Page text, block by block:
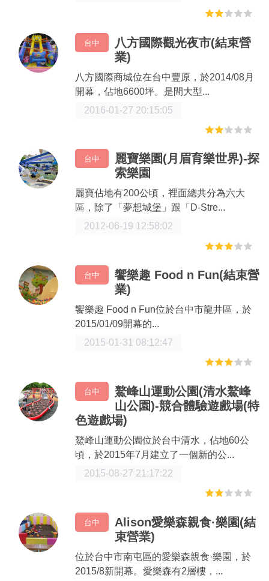
台中
八方國際觀光夜市(結束營
業)
八方國際商城位在台中豐原，於2014/08月
開幕，佔地6600坪。是間大型...
2016-01-27 20:15:05
台中
麗寶樂園(月眉育樂世界)-探
索樂園
麗寶佔地有200公頃，裡面總共分為六大
區，除了「夢想城堡」跟「D-Stre...
2012-06-19 12:58:02
台中
饗樂趣 Food n Fun(結束營
業)
饗樂趣 Food n Fun位於台中市龍井區，於
2015/01/09開幕的...
2015-01-31 08:12:47
台中
鰲峰山運動公園(清水鰲峰
山公園)-競合體驗遊戲場(特
色遊戲場)
鰲峰山運動公園位於台中清水，佔地60公
頃，於2015年7月建立了一個新的公...
2015-08-27 21:17:22
台中
Alison愛樂森親食·樂園(結
束營業)
位於台中市南屯區的愛樂森親食·樂園，於
2015/8新開幕。愛樂森有2層樓，...